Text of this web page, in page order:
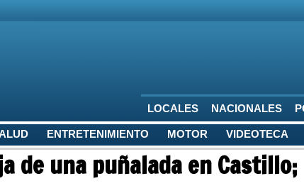
LOCALES NACIONALES
ENTRETENIMIENTO MOTOR VIDEOTECA
de una puñalada en Castillo;